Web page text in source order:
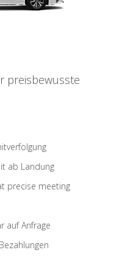
preisbewusste
ab Landung
precise meeting
auf Anfrage